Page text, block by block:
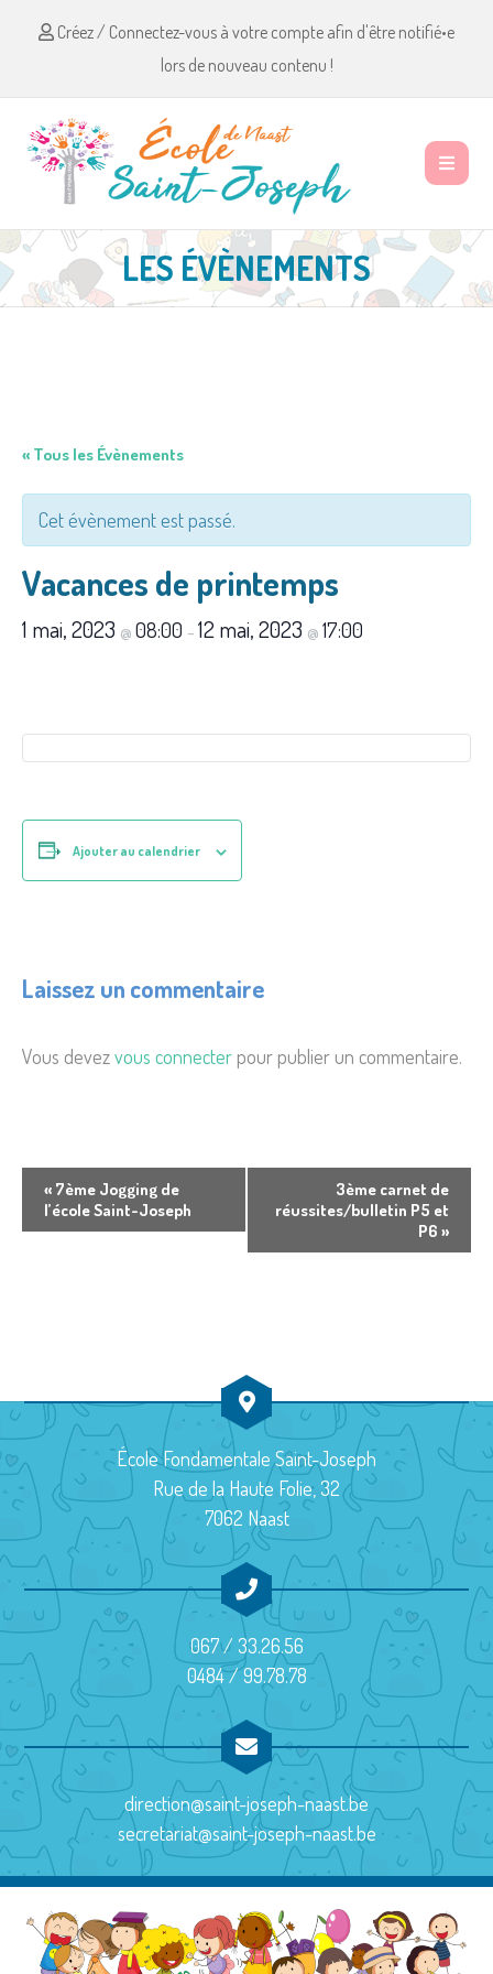
Créez / Connectez-vous à votre compte afin d'être notifié•e
lors de nouveau contenu !
LES ÉVÈNEMENTS
« Tous les Évènements
Cet évènement est passé.
Vacances de printemps
1 mai, 2023 @ 08:00 – 12 mai, 2023 @ 17:00
Ajouter au calendrier
Laissez un commentaire
Vous devezvous connecter pour publier un commentaire.
N
a
t
i
o
n
É
v
è
n
e
m
e
n
t
« 7ème Jogging de
l’école Saint-Joseph
3ème carnet de
réussites/bulletin P5 et
P6 »
École Fondamentale Saint-Joseph
Rue de la Haute Folie, 32
7062 Naast
067 / 33.26.56
0484 / 99.78.78
direction@saint-joseph-naast.be
secretariat@saint-joseph-naast.be